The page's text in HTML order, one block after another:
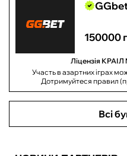
150000
Ліцензія
Участь в азартних іграх
Дотримуйтеся правил
Всі